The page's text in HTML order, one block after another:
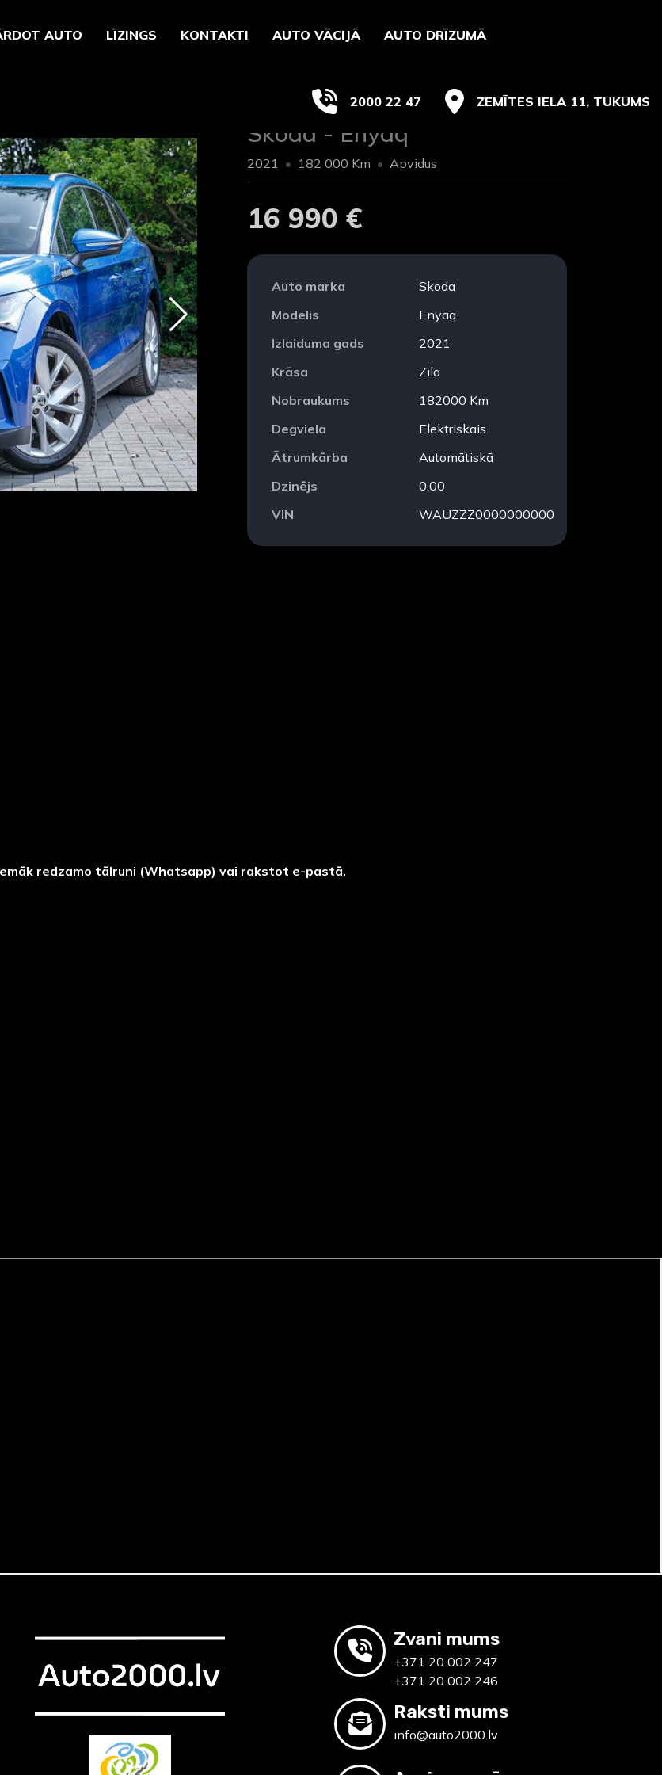
AUTO LĪZINGS KONTAKTI AUTO VĀCIJĀ AUTO DRĪZUMĀ
2000 22 47 ZEMĪTES IELA 11, TUKUMS
Skoda - Enyaq
2021 182 000 Km Apvidus
16 990 €
Auto marka
Skoda
Modelis
Enyaq
Izlaiduma gads
2021
Krāsa
Zila
Nobraukums
182000 Km
Degviela
Elektriskais
Ātrumkārba
Automātiskā
Dzinējs
0.00
VIN
WAUZZZ0000000000
redzamo tālruni (Whatsapp) vai rakstot e-pastā.
Zvani mums
+371 20 002 247
+371 20 002 246
Raksti mums
info@auto2000.lv